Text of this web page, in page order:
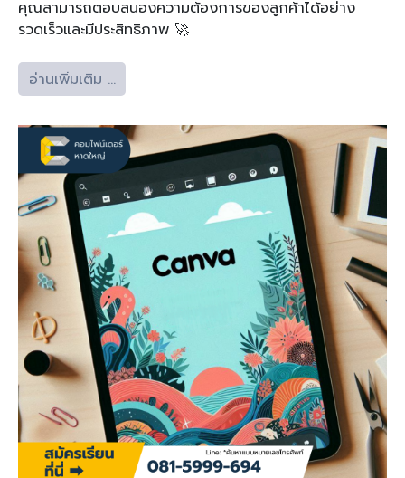
คุณสามารถตอบสนองความต้องการของลูกค้าได้อย่าง
รวดเร็วและมีประสิทธิภาพ 🚀
อ่านเพิ่มเติม …